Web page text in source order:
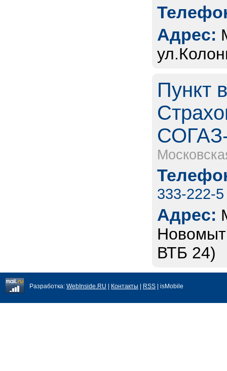
Адрес:
Пункт
333-222-5
Адрес:
ВТБ 24)
Разработка: WebInside.RU Контакты RSS | isMobile